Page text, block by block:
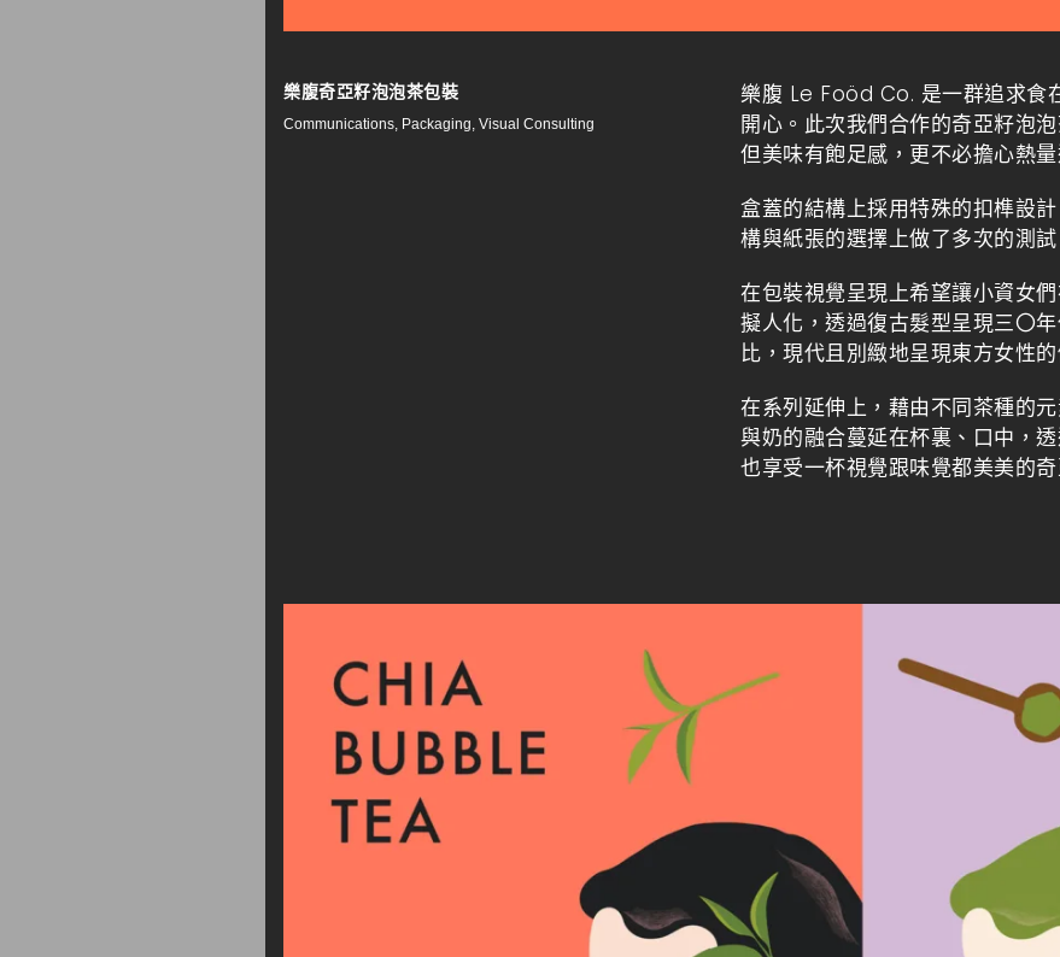
樂腹奇亞籽泡泡茶包裝
Communications, Packaging, Visual Consulting
樂腹 Le Foöd Co. 是一群追求食
開心。此次我們合作的奇亞籽泡
但美味有飽足感，更不必擔心熱量
盒蓋的結構上採用特殊的扣榫設
構與紙張的選擇上做了多次的測
在包裝視覺呈現上希望讓小資女
擬人化，透過復古髮型呈現三〇
比，現代且別緻地呈現東方女性的
在系列延伸上，藉由不同茶種的
與奶的融合蔓延在杯裏、口中，
也享受一杯視覺跟味覺都美美的奇